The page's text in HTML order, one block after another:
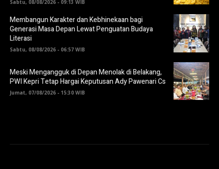
Sabtu, 08/08/2026 - 09:13 WIB
Membangun Karakter dan Kebhinekaan bagi
Generasi Masa Depan Lewat Penguatan Budaya
Literasi
Sabtu, 08/08/2026 - 06:57 WIB
Meski Mengangguk di Depan Menolak di Belakang,
PWI Kepri Tetap Hargai Keputusan Ady Pawenari Cs
Jumat, 07/08/2026 - 15:30 WIB